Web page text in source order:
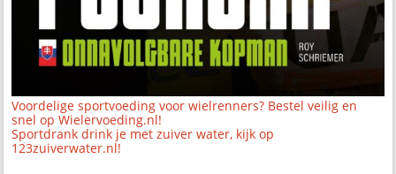
Voordelige sportvoeding voor wielrenners? Bestel veilig en
snel op Wielervoeding.nl!
Sportdrank drink je met zuiver water, kijk op
123zuiverwater.nl!